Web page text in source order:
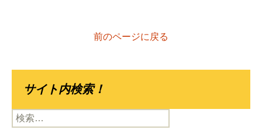
前のページに戻る
サイト内検索！
検
索: